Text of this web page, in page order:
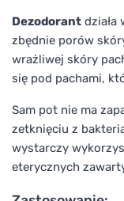
Dezodorant działa
zbędnie porów
wrażliwej skóry
się pod pachami,
Sam pot nie ma
zetknięciu z
wystarczy
eterycznych